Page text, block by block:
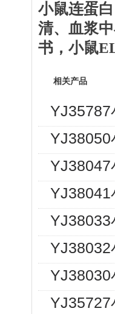
小鼠连蛋白
清、血浆中
书 ， 小鼠
相关产品
YJ35787
YJ38050
YJ38047
YJ38041
YJ38033
YJ38032
YJ38030
YJ35727